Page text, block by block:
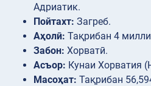
Адриатик.
Пойтахт: Загреб.
Аҳолӣ: Тақрибан 4
Забон: Хорватӣ.
Асъор: Кунаи Хорватия
Масоҳат: Тақрибан